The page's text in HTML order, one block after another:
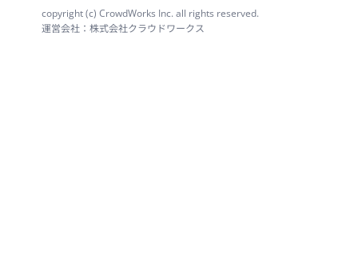
copyright (c) CrowdWorks Inc. all rights reserved.
運営会社：株式会社クラウドワークス